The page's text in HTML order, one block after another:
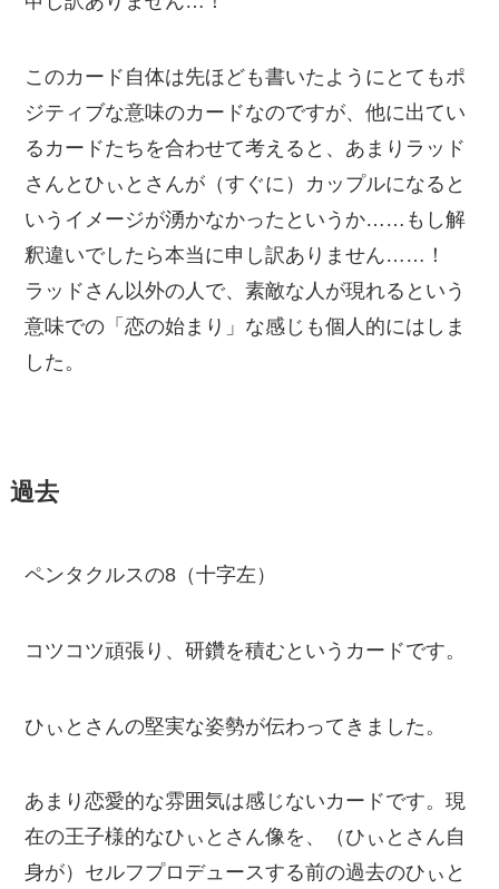
このカード自体は先ほども書いたようにとてもポ
ジティブな意味のカードなのですが、他に出てい
るカードたちを合わせて考えると、あまりラッド
さんとひぃとさんが（すぐに）カップルになると
いうイメージが湧かなかったというか……もし解
釈違いでしたら本当に申し訳ありません……！
ラッドさん以外の人で、素敵な人が現れるという
意味での「恋の始まり」な感じも個人的にはしま
した。
過去
ペンタクルスの8（十字左）
コツコツ頑張り、研鑽を積むというカードです。
ひぃとさんの堅実な姿勢が伝わってきました。
あまり恋愛的な雰囲気は感じないカードです。現
在の王子様的なひぃとさん像を、（ひぃとさん自
身が）セルフプロデュースする前の過去のひぃと